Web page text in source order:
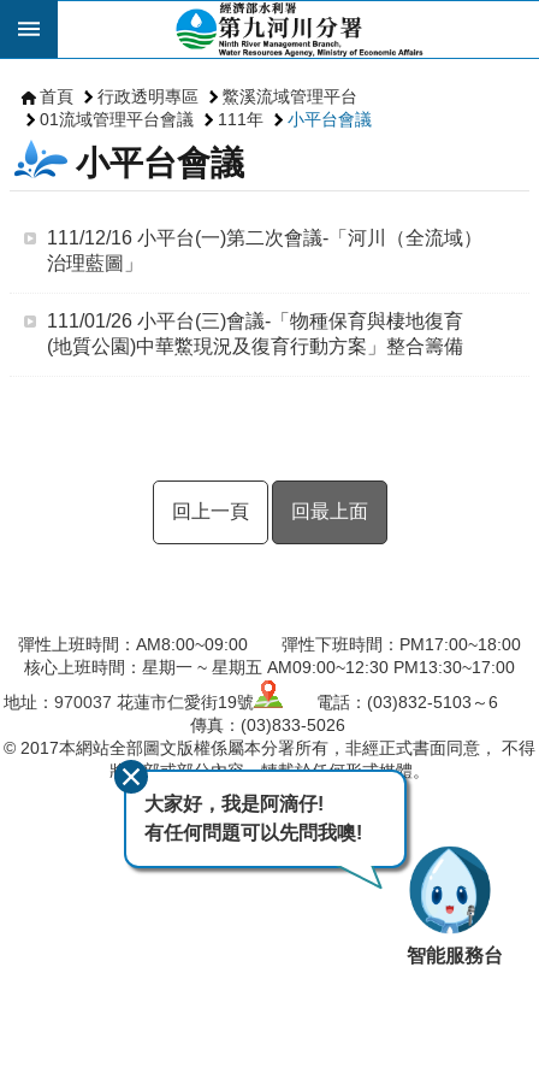
跳到主要內容區塊
首頁 行政透明專區
鱉溪流域管理平台
01流域管理平台會議
111年 小平台會議
小平台會議
111/12/16 小平台(一)第二次會議-「河川（全流域）
治理藍圖」
111/01/26 小平台(三)會議-「物種保育與棲地復育
(地質公園)中華鱉現況及復育行動方案」整合籌備
回上一頁 回最上面
彈性上班時間：AM8:00~09:00 彈性下班時間：PM17:00~18:00
核心上班時間：星期一 ~ 星期五 AM09:00~12:30 PM13:30~17:00
地址： 970037 花蓮市仁愛街19號
電話：(03)832-5103～6
傳真：(03)833-5026
© 2017本網站全部圖文版權係屬本分署所有，非經正式書面同意， 不得
將全部或部分內容，轉載於任何形式媒體。
最後異動日期115-08-07
瀏覽人次106
大家好，我是阿滴仔!
有任何問題可以先問我噢!
智能服務台